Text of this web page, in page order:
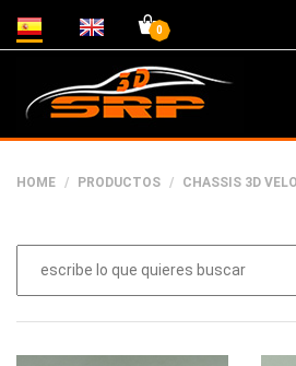
0
HOME PRODUCTOS CHASSIS 3D